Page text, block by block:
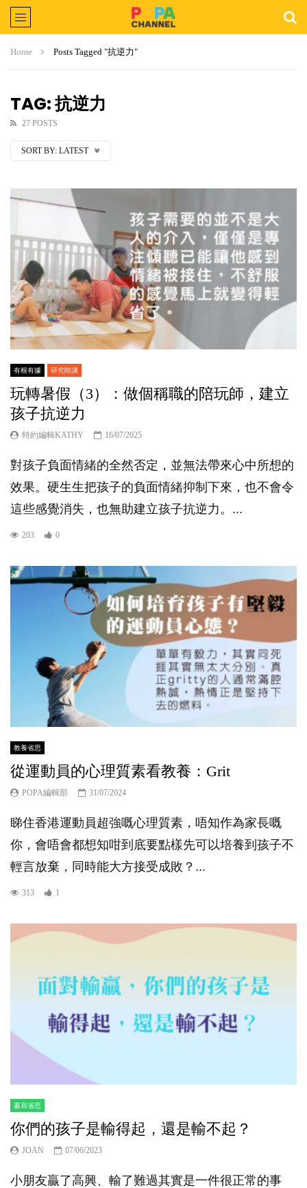
Home Posts Tagged "抗逆力"
TAG: 抗逆力
27 POSTS
SORT BY: LATEST
有根有據 研究咁講
玩轉暑假（3）：做個稱職的陪玩師，建立
孩子抗逆力
特約編輯KATHY 16/07/2025
對孩子負面情緒的全然否定，並無法帶來心中所想的
效果。硬生生把孩子的負面情緒抑制下來，也不會令
這些感覺消失，也無助建立孩子抗逆力。...
203 0
教養省思
從運動員的心理質素看教養：Grit
POPA編輯部 31/07/2024
睇住香港運動員超強嘅心理質素，唔知作為家長嘅
你，會唔會都想知咁到底要點樣先可以培養到孩子不
輕言放棄，同時能大方接受成敗？...
313 1
書寫省思
你們的孩子是輸得起，還是輸不起？
JOAN 07/06/2023
小朋友贏了高興、輸了難過其實是一件很正常的事